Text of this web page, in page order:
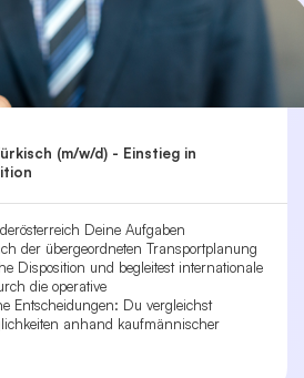
(m/w/d) - Einstieg in
Deine Aufgaben
der übergeordneten Transportplanung
Disposition und begleitest internationale
die operative
Entscheidungen: Du vergleichst
anhand kaufmännischer